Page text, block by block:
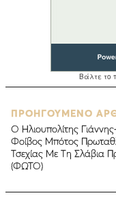
ΠΡΟΗΓΟΥΜΕΝΟ
Ο Ηλιουπολίτης
Φοίβος Μπότος
Τσεχίας Με Τη Σλάβια
(ΦΩΤΟ)